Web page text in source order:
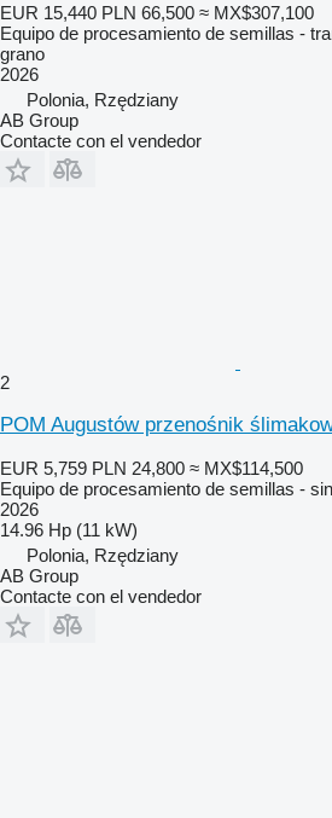
EUR 15,440 PLN 66,500 ≈ MX$307,100
Equipo de procesamiento de semillas -
grano
2026
Polonia, Rzędziany
AB Group
Contacte con el vendedor
2
POM Augustów przenośnik
EUR 5,759 PLN 24,800 ≈ MX$114,500
Equipo de procesamiento de semillas -
2026
14.96 Hp (11 kW)
Polonia, Rzędziany
AB Group
Contacte con el vendedor